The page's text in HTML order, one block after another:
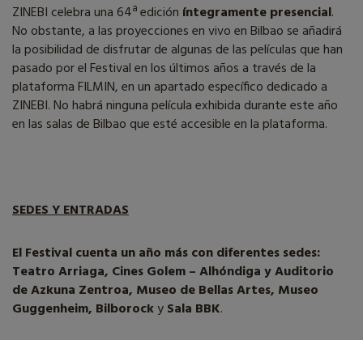
ZINEBI celebra una 64ª edición íntegramente presencial.
No obstante, a las proyecciones en vivo en Bilbao se añadirá
la posibilidad de disfrutar de algunas de las películas que han
pasado por el Festival en los últimos años a través de la
plataforma FILMIN, en un apartado específico dedicado a
ZINEBI. No habrá ninguna película exhibida durante este año
en las salas de Bilbao que esté accesible en la plataforma.
SEDES Y ENTRADAS
El Festival cuenta un año más con diferentes sedes:
Teatro Arriaga, Cines Golem – Alhóndiga y Auditorio
de Azkuna Zentroa, Museo de Bellas Artes, Museo
Guggenheim, BilborockySala BBK.